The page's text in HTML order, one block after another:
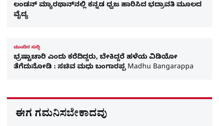
ಲಂಡನ್ ಮ್ಯಾರಥಾನ್‌ನಲ್ಲಿ ಕನ್ನಡ ಧ್ವಜ ಹಾರಿಸಿದ ಭದ್ರಾವತಿ ಮೂಲದ
ವೈದ್ಯ
ಮುಂದಿನ ಸುದ್ದಿ
ಭ್ರಷ್ಟಾಚಾರಿ ಎಂದು ಕರೆದಿದ್ದರು, ಬೇಕಿದ್ದರೆ ಹಳೆಯ ವಿಡಿಯೋ
ತೆಗೆದುನೋಡಿ : ಸಚಿವ ಮಧು ಬಂಗಾರಪ್ಪ Madhu Bangarappa
ಈಗ ಗಮನಿಸಬೇಕಾದವು